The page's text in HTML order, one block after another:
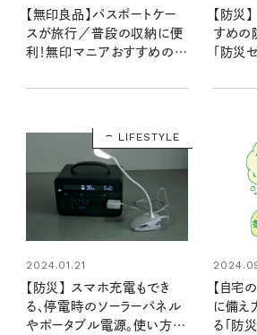
【無印良品】パスポートケー
スが旅行／普段の収納に便
利！無印マニアおすすめの使
【防災
すめの
「防災
LIFESTYLE
2024.01.21
【防災】 スマホ充電もでき
る、停電時のソーラーパネル
やポータブル電源。使い方を
【自宅
に備え
る「防